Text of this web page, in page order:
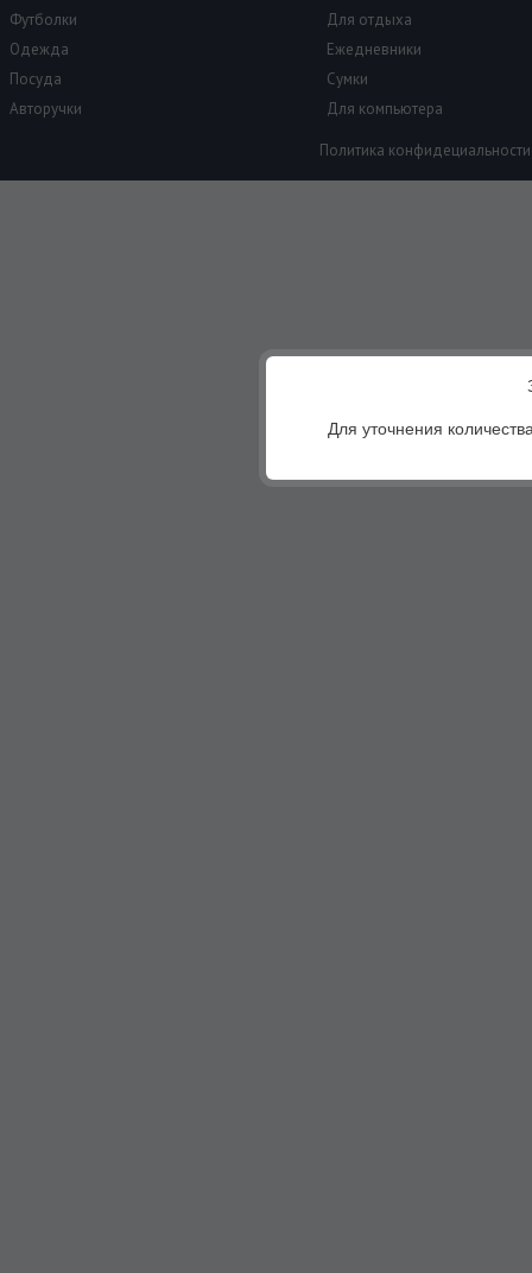
Футболки
Для отдыха
Одежда
Ежедневники
Посуда
Сумки
Авторучки
Для компьютера
Политика конфидециальности
Для уточнения